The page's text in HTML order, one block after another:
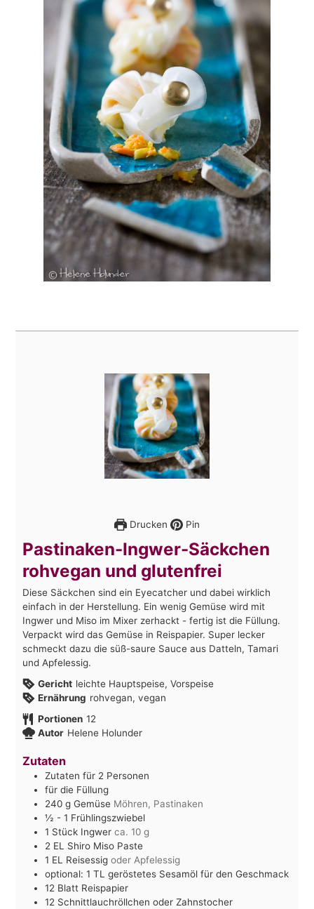
Drucken Pin
Pastinaken-Ingwer-Säckchen
rohvegan und glutenfrei
Diese Säckchen sind ein Eyecatcher und dabei wirklich
einfach in der Herstellung. Ein wenig Gemüse wird mit
Ingwer und Miso im Mixer zerhackt - fertig ist die Füllung.
Verpackt wird das Gemüse in Reispapier. Super lecker
schmeckt dazu die süß-saure Sauce aus Datteln, Tamari
und Apfelessig.
Gericht leichte Hauptspeise, Vorspeise
Ernährung rohvegan, vegan
Portionen 12
Autor Helene Holunder
Zutaten
Zutaten für 2 Personen
für die Füllung
240 g Gemüse Möhren, Pastinaken
½ - 1 Frühlingszwiebel
1 Stück Ingwer ca. 10 g
2 EL Shiro Miso Paste
1 EL Reisessig oder Apfelessig
optional: 1 TL geröstetes Sesamöl für den Geschmack
12 Blatt Reispapier
12 Schnittlauchröllchen oder Zahnstocher